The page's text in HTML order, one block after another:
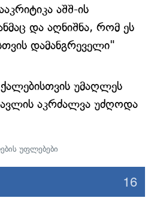
აშშ-ის
და აღნიშნა, რომ ეს
დამანგრეველი"
უმაღლეს
აკრძალვა უძღოდა
უფლებები
16